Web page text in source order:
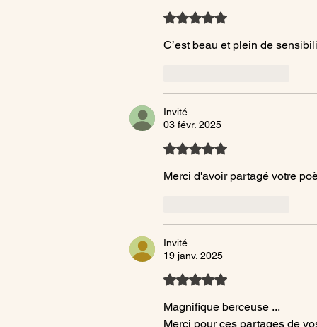
Noté 5 étoiles sur 5.
C’est beau et plein de
Invité
03 févr. 2025
Noté 5 étoiles sur 5.
Merci d'avoir partagé votre
Invité
19 janv. 2025
Noté 5 étoiles sur 5.
Magnifique berceuse ...
Merci pour ces partages de